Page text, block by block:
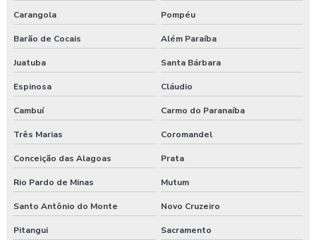
Plano de atendimento a emergência em obras
Programa de gerenciamento de riscos
Programa de gerenciamento de riscos ambientais
Programa de gerenciamento de riscos no trabalho rural
Programa de gerenciamento de riscos nr
Programa de gerenciamento de riscos nr 1
Programa de gerenciamento de riscos ocupacionais
Carangola Pompéu
Barão de Cocais Além Paraíba
Juatuba Santa Bárbara
Espinosa Cláudio
Cambuí Carmo do Paranaíba
Três Marias Coromandel
Conceição das Alagoas Prata
Rio Pardo de Minas Mutum
Santo Antônio do Monte Novo Cruzeiro
Pitangui Sacramento